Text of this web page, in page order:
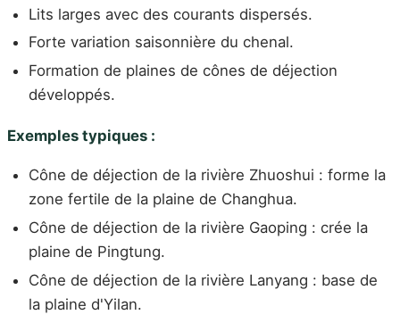
Lits larges avec des courants dispersés.
Forte variation saisonnière du chenal.
Formation de plaines de cônes de déjection
développés.
Exemples typiques :
Cône de déjection de la rivière Zhuoshui : forme la
zone fertile de la plaine de Changhua.
Cône de déjection de la rivière Gaoping : crée la
plaine de Pingtung.
Cône de déjection de la rivière Lanyang : base de
la plaine d'Yilan.